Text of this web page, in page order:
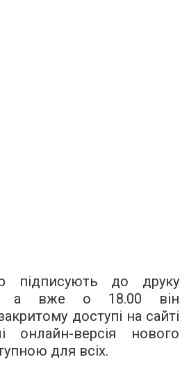
підписують до друку
а вже о 18.00 він
доступі на сайті
онлайн-версія нового
для всіх.